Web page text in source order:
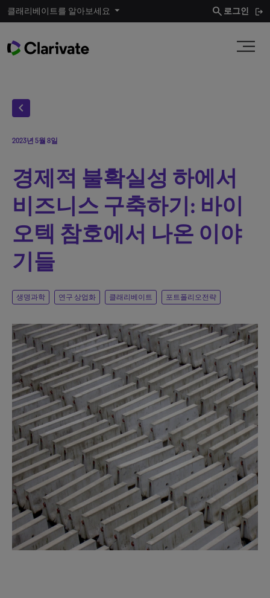
클래리베이트를 알아보세요 search 로그인
chevron_left
2023년 5월 8일
경제적 불확실성 하에서
비즈니스 구축하기: 바이
오텍 참호에서 나온 이야
기들
생명과학 연구 상업화 클래리베이트 포트폴리오전략